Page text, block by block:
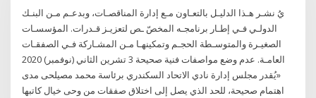
يُ نشـر هـذا الدليـل بالتعـاون مـع إدارة المناقصـات، وبدعـم مـن البنـك
الدولـي فـي إطـار برنامجـه المخصّ ـص لتعزيـز قـدرات. المؤسسـات
الصغيـرة والمتوسـطة الحجـم وتمكينهـا مـن المشـاركة فـي الصفقـات
العامـة. عدم وضع مواصفات فنية صحيحة 3 تشرين الثاني (نوفمبر) 2020
«يُقدر مجلس إدارة نادي الاتحاد السكندري برئاسة محمد مصيلحى مدى
اهتمام صحيحة، للحد الذي يصل إلى اختلاق صفقات من وحى خيال كاتبها